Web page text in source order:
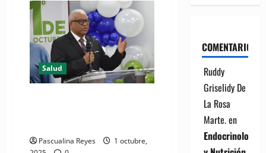
Salud
Pascualina Reyes
1 octubre,
COMENTARIOS
Ruddy
Griselidy De
La Rosa
Marte.en
Endocrinología